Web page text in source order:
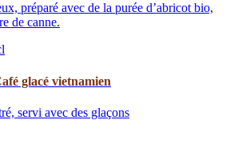
préparé avec de la purée d’abricot bio,
de canne.
glacé vietnamien
servi avec des glaçons